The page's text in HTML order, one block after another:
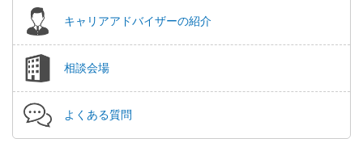
キャリアアドバイザーの紹介
相談会場
よくある質問